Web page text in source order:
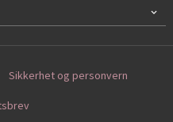
Sikkerhet og personvern